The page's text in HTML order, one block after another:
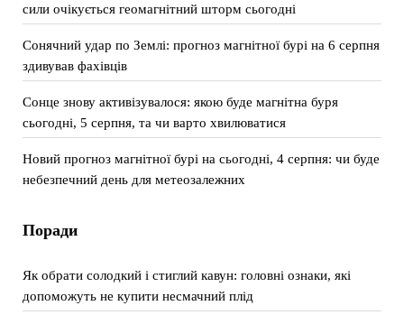
сили очікується геомагнітний шторм сьогодні
Сонячний удар по Землі: прогноз магнітної бурі на 6 серпня
здивував фахівців
Сонце знову активізувалося: якою буде магнітна буря
сьогодні, 5 серпня, та чи варто хвилюватися
Новий прогноз магнітної бурі на сьогодні, 4 серпня: чи буде
небезпечний день для метеозалежних
Поради
Як обрати солодкий і стиглий кавун: головні ознаки, які
допоможуть не купити несмачний плід